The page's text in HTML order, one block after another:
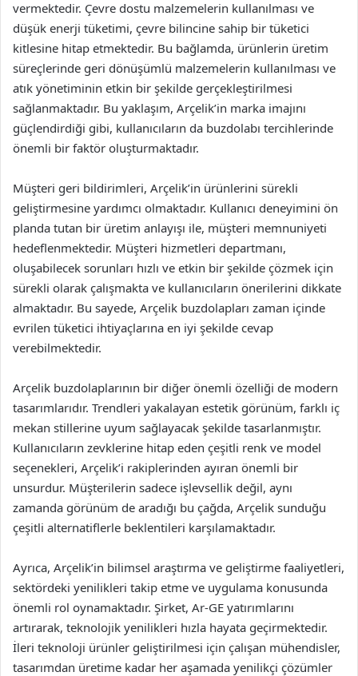
vermektedir. Çevre dostu malzemelerin kullanılması ve
düşük enerji tüketimi, çevre bilincine sahip bir tüketici
kitlesine hitap etmektedir. Bu bağlamda, ürünlerin üretim
süreçlerinde geri dönüşümlü malzemelerin kullanılması ve
atık yönetiminin etkin bir şekilde gerçekleştirilmesi
sağlanmaktadır. Bu yaklaşım, Arçelik’in marka imajını
güçlendirdiği gibi, kullanıcıların da buzdolabı tercihlerinde
önemli bir faktör oluşturmaktadır.
Müşteri geri bildirimleri, Arçelik’in ürünlerini sürekli
geliştirmesine yardımcı olmaktadır. Kullanıcı deneyimini ön
planda tutan bir üretim anlayışı ile, müşteri memnuniyeti
hedeflenmektedir. Müşteri hizmetleri departmanı,
oluşabilecek sorunları hızlı ve etkin bir şekilde çözmek için
sürekli olarak çalışmakta ve kullanıcıların önerilerini dikkate
almaktadır. Bu sayede, Arçelik buzdolapları zaman içinde
evrilen tüketici ihtiyaçlarına en iyi şekilde cevap
verebilmektedir.
Arçelik buzdolaplarının bir diğer önemli özelliği de modern
tasarımlarıdır. Trendleri yakalayan estetik görünüm, farklı iç
mekan stillerine uyum sağlayacak şekilde tasarlanmıştır.
Kullanıcıların zevklerine hitap eden çeşitli renk ve model
seçenekleri, Arçelik’i rakiplerinden ayıran önemli bir
unsurdur. Müşterilerin sadece işlevsellik değil, aynı
zamanda görünüm de aradığı bu çağda, Arçelik sunduğu
çeşitli alternatiflerle beklentileri karşılamaktadır.
Ayrıca, Arçelik’in bilimsel araştırma ve geliştirme faaliyetleri,
sektördeki yenilikleri takip etme ve uygulama konusunda
önemli rol oynamaktadır. Şirket, Ar-GE yatırımlarını
artırarak, teknolojik yenilikleri hızla hayata geçirmektedir.
İleri teknoloji ürünler geliştirilmesi için çalışan mühendisler,
tasarımdan üretime kadar her aşamada yenilikçi çözümler